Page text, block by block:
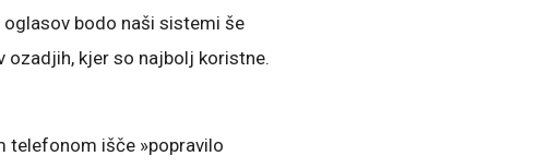
bodo naši sistemi še
kjer so najbolj koristne.
telefonom išče »popravilo